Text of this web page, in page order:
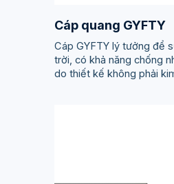
Cáp quang GYFTY
Cáp GYFTY lý tưởng để
trời, có khả năng chống
do thiết kế không phải